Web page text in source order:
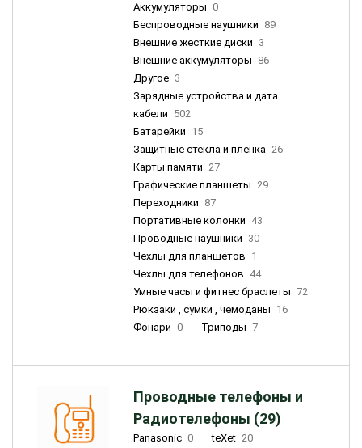
Аккумуляторы 0
Беспроводные наушники 89
Внешние жесткие диски 3
Внешние аккумуляторы 86
Другое 3
Зарядные устройства и дата
кабели 502
Батарейки 15
Защитные стекла и пленка 26
Карты памяти 27
Графические планшеты 29
Переходники 87
Портативные колонки 43
Проводные наушники 30
Чехлы для планшетов 1
Чехлы для телефонов 44
Умные часы и фитнес браслеты 72
Рюкзаки , сумки , чемоданы 16
Фонари 0 Триподы 7
Проводные телефоны и
Радиотелефоны (29)
Panasonic 0 teXet 20